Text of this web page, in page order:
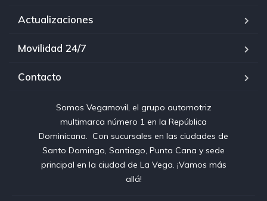
Actualizaciones
Movilidad 24/7
Contacto
Somos Vegamovil, el grupo automotriz
multimarca número 1 en la República
Dominicana⁣. ⁣ Con sucursales en las ciudades de
Santo Domingo, Santiago, Punta Cana y sede
principal en la ciudad de La Vega. ¡Vamos más
allá!